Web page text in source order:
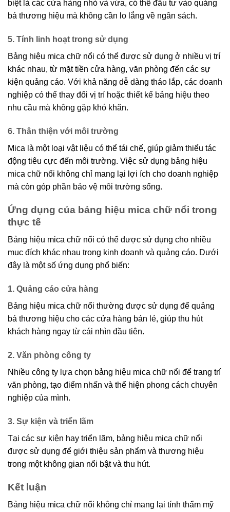
biệt là các cửa hàng nhỏ và vừa, có thể đầu tư vào quảng
bá thương hiệu mà không cần lo lắng về ngân sách.
5. Tính linh hoạt trong sử dụng
Bảng hiệu mica chữ nổi có thể được sử dụng ở nhiều vị trí
khác nhau, từ mặt tiền cửa hàng, văn phòng đến các sự
kiện quảng cáo. Với khả năng dễ dàng tháo lắp, các doanh
nghiệp có thể thay đổi vị trí hoặc thiết kế bảng hiệu theo
nhu cầu mà không gặp khó khăn.
6. Thân thiện với môi trường
Mica là một loại vật liệu có thể tái chế, giúp giảm thiểu tác
động tiêu cực đến môi trường. Việc sử dụng bảng hiệu
mica chữ nổi không chỉ mang lại lợi ích cho doanh nghiệp
mà còn góp phần bảo vệ môi trường sống.
Ứng dụng của bảng hiệu mica chữ nổi trong
thực tế
Bảng hiệu mica chữ nổi có thể được sử dụng cho nhiều
mục đích khác nhau trong kinh doanh và quảng cáo. Dưới
đây là một số ứng dụng phổ biến:
1. Quảng cáo cửa hàng
Bảng hiệu mica chữ nổi thường được sử dụng để quảng
bá thương hiệu cho các cửa hàng bán lẻ, giúp thu hút
khách hàng ngay từ cái nhìn đầu tiên.
2. Văn phòng công ty
Nhiều công ty lựa chọn bảng hiệu mica chữ nổi để trang trí
văn phòng, tạo điểm nhấn và thể hiện phong cách chuyên
nghiệp của mình.
3. Sự kiện và triển lãm
Tại các sự kiện hay triển lãm, bảng hiệu mica chữ nổi
được sử dụng để giới thiệu sản phẩm và thương hiệu
trong một không gian nổi bật và thu hút.
Kết luận
Bảng hiệu mica chữ nổi không chỉ mang lại tính thẩm mỹ